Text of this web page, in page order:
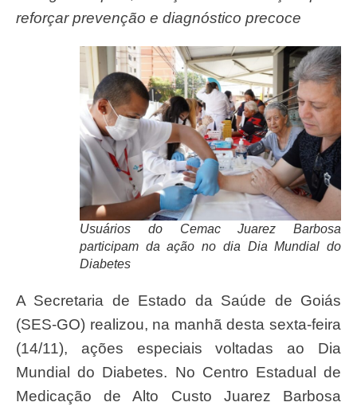
reforçar prevenção e diagnóstico precoce
Usuários do Cemac Juarez Barbosa
participam da ação no dia Dia Mundial do
Diabetes
A Secretaria de Estado da Saúde de Goiás
(SES-GO) realizou, na manhã desta sexta-feira
(14/11), ações especiais voltadas ao Dia
Mundial do Diabetes. No Centro Estadual de
Medicação de Alto Custo Juarez Barbosa